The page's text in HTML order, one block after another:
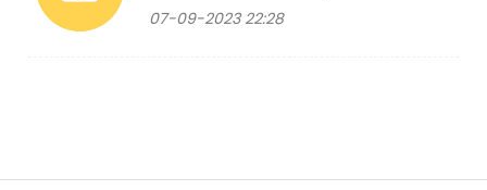
07-09-2023 22:28